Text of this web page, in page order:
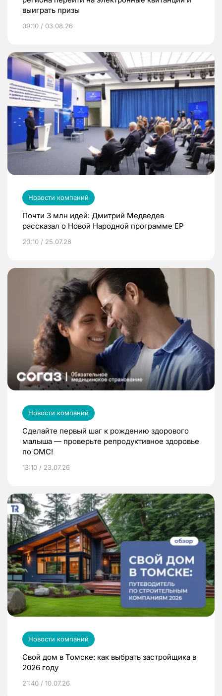
выиграть призы
09:10 / 03.08.26
Новости компаний
Почти 3 млн идей: Дмитрий Медведев
рассказал о Новой Народной программе ЕР
20:10 / 25.07.26
Новости компаний
Сделайте первый шаг к рождению здорового
малыша — проверьте репродуктивное здоровье
по ОМС!
13:10 / 23.07.26
Новости компаний
Свой дом в Томске: как выбрать застройщика в
2026 году
21:40 / 10.07.26